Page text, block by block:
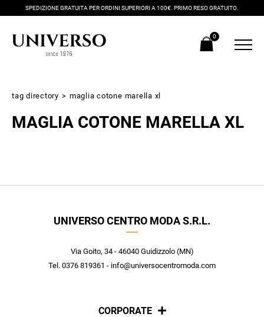
SPEDIZIONE GRATUITA PER ORDINI SUPERIORI A 100€. PRIMO RESO GRATUITO.
0
tag directory > maglia cotone marella xl
MAGLIA COTONE MARELLA XL
UNIVERSO CENTRO MODA S.R.L.
Via Goito, 34 - 46040 Guidizzolo (MN)
Tel. 0376 819361 - info@universocentromoda.com
CORPORATE
Ricevi subito il tuo promocode con lo sconto del 20% su tutti i
nuovi arrivi utilizzabile anche in negozio!
scopri in anteprima le offerte in esclusiva a te riservate.